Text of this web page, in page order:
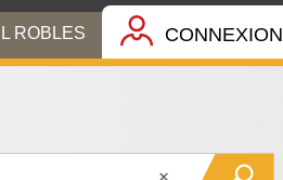
ROBLES CONNEXION